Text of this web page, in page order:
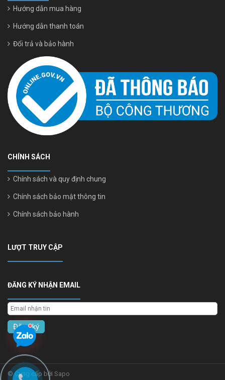
Hướng dẫn mua hàng
Hướng dẫn thanh toán
Đổi trả và bảo hành
CHÍNH SÁCH
Chính sách và quy định chung
Chính sách bảo mật thông tin
Chính sách bảo hành
LƯỢT TRUY CẬP
ĐĂNG KÝ NHẬN EMAIL
Đăng ký
© Cung cấp bởi Sapo